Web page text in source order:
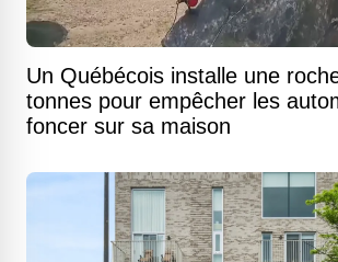
Un Québécois installe une
tonnes pour empêcher les
foncer sur sa maison